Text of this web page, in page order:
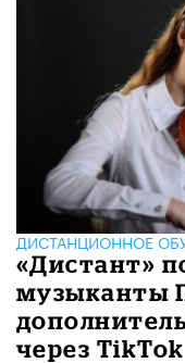
ДИСТАНЦИОННОЕ
«Дистант»
музыканты
через TikTok